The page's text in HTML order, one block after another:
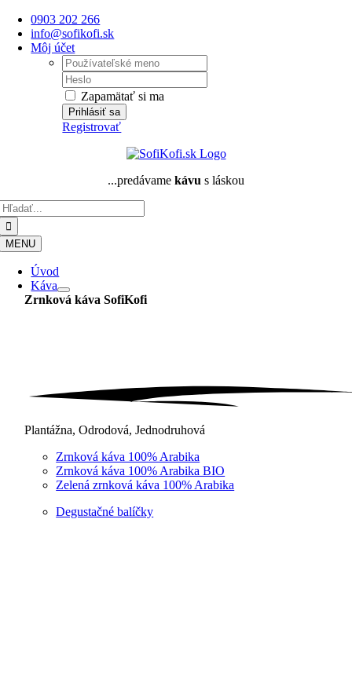
Skip
content
0903 202 266
info@sofikofi.sk
Môj účet
Username:
Password:
Zapamätať si ma
Registrovať
...predávame kávu s láskou
MENU
Úvod
Káva
Zrnková káva SofiKofi
Plantážna, Odrodová, Jednodruhová
Zrnková káva 100% Arabika
Zrnková káva 100% Arabika BIO
Zelená zrnková káva 100% Arabika
Degustačné balíčky